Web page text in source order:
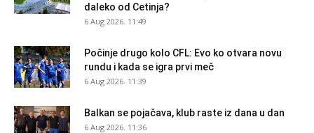
daleko od Cetinja?
6 Aug 2026. 11:49
Počinje drugo kolo CFL: Evo ko otvara novu
rundu i kada se igra prvi meč
6 Aug 2026. 11:39
Balkan se pojačava, klub raste iz dana u dan
6 Aug 2026. 11:36